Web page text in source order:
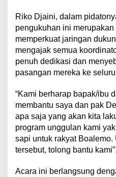
Riko Djaini, dalam
pengukuhan ini
memperkuat jaringan
mengajak semua
penuh dedikasi dan
pasangan mereka ke
“Kami berharap bapak/ibu
membantu saya dan pak
apa saja yang akan kita
program unggulan kami
sapi untuk rakyat Boalemo.
tersebut, tolong bantu kami”.
Acara ini berlangsung